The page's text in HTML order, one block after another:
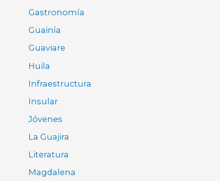
Gastronomía
Guainía
Guaviare
Huila
Infraestructura
Insular
Jóvenes
La Guajira
Literatura
Magdalena